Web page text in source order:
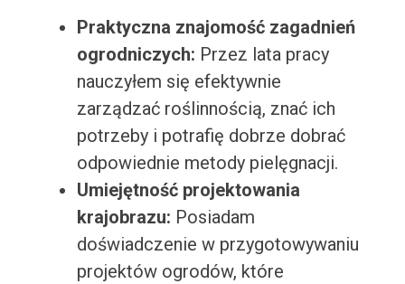
Praktyczna znajomość zagadnień
ogrodniczych: Przez lata pracy
nauczyłem się efektywnie
zarządzać roślinnością, znać ich
potrzeby i potrafię dobrze dobrać
odpowiednie metody pielęgnacji.
Umiejętność projektowania
krajobrazu: Posiadam
doświadczenie w przygotowywaniu
projektów ogrodów, które